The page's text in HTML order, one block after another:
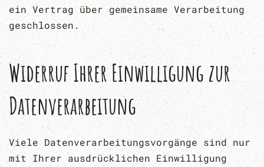
ein Vertrag über gemeinsame Verarbeitung
geschlossen.
Widerruf Ihrer Einwilligung zur
Datenverarbeitung
Viele Datenverarbeitungsvorgänge sind nur
mit Ihrer ausdrücklichen Einwilligung